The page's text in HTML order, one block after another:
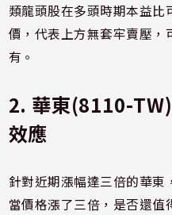
類龍頭股在多頭時期本益
價，代表上方無套牢賣壓
有。
2. 華東(8110-TW)
效應
針對近期漲幅達三倍的華東
當價格漲了三倍，是否還值